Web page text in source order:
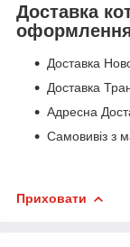
Доставка
Доставка
Доставка
Адресна
Самовивіз з
Приховати